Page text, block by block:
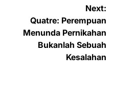
Next:
Quatre: Perempuan
Menunda Pernikahan
Bukanlah Sebuah
Kesalahan